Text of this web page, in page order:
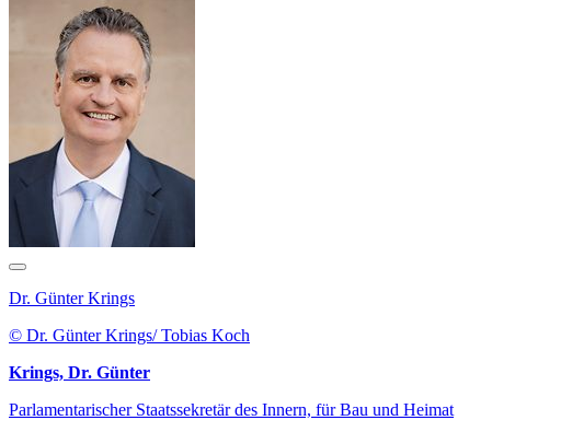
Dr. Günter Krings
© Dr. Günter Krings/ Tobias Koch
Krings, Dr. Günter
Parlamentarischer Staatssekretär des Innern, für Bau und Heimat